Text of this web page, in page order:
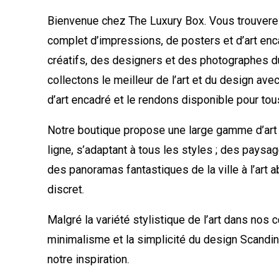
Bienvenue chez The Luxury Box. Vous
complet d’impressions, de posters et d’art
créatifs, des designers et des photographes
collectons le meilleur de l’art et du design
d’art encadré et le rendons disponible pour
Notre boutique propose une large gamme
ligne, s’adaptant à tous les styles ; des
des panoramas fantastiques de la ville à l’art
discret.
Malgré la variété stylistique de l’art dans nos
minimalisme et la simplicité du design
notre inspiration.